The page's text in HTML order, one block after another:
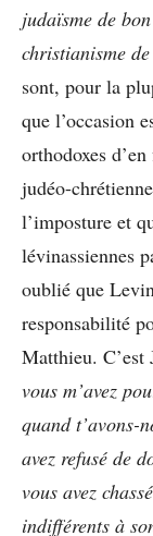
judaïsme de
christianisme
sont, pour la
que l’occasion
orthodoxes
judéo-
l’imposture et
lévinassiennes
oublié que
responsabilité
Matthieu. C’est
vous m’avez
quand t’avons-
avez refusé de
vous avez
indifférents à